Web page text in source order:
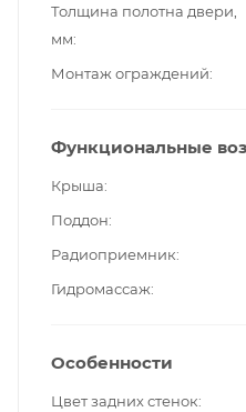
Толщина полотна двери,
мм
Монтаж ограждений
Функциональные
Крыша
Поддон
Радиоприемник
Гидромассаж
Особенности
Цвет задних стенок